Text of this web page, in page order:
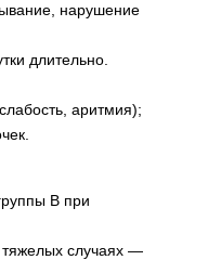
нарушение
длительно.
аритмия);
В при
случаях —